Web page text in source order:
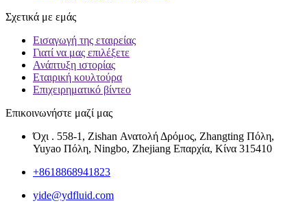
Σχετικά με εμάς
Εισαγωγή της εταιρείας
Γιατί να μας επιλέξετε
Ανάπτυξη ιστορίας
Εταιρική κουλτούρα
Επιχειρηματικό βίντεο
Επικοινωνήστε μαζί μας
Όχι . 558-1, Zishan Ανατολή Δρόμος, Zhangting Πόλη,
Yuyao Πόλη, Ningbo, Zhejiang Επαρχία, Κίνα 315410
+8618868941823
yide@ydfluid.com